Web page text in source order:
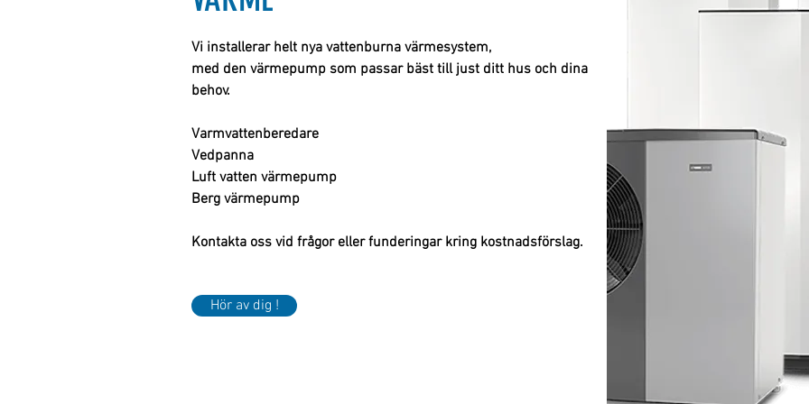
Vi installerar helt nya vattenburna värmesystem,
med den värmepump som passar bäst till just ditt hus och dina
behov.
Varmvattenberedare
Vedpanna
Luft vatten värmepump
Berg värmepump
Kontakta oss vid frågor eller funderingar kring kostnadsförslag.
Hör av dig !